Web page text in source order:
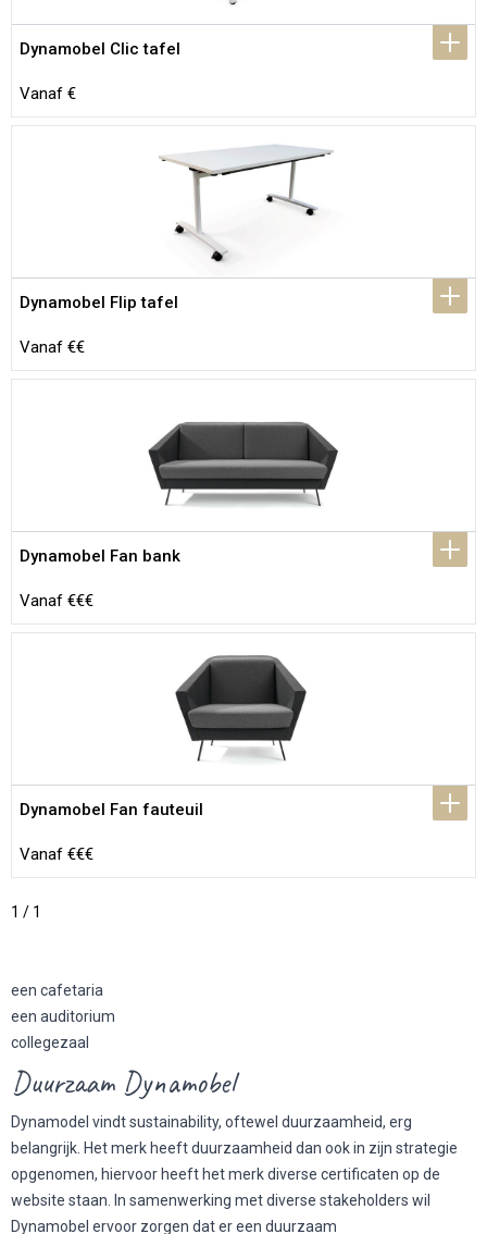
Dynamobel Clic tafel
Vanaf €
Dynamobel Flip tafel
Vanaf €€
Dynamobel Fan bank
Vanaf €€€
Dynamobel Fan fauteuil
Vanaf €€€
1 / 1
een cafetaria
een auditorium
collegezaal
Duurzaam Dynamobel
Dynamodel vindt sustainability, oftewel duurzaamheid, erg
belangrijk. Het merk heeft duurzaamheid dan ook in zijn strategie
opgenomen, hiervoor heeft het merk diverse certificaten op de
website staan. In samenwerking met diverse stakeholders wil
Dynamobel ervoor zorgen dat er een duurzaam